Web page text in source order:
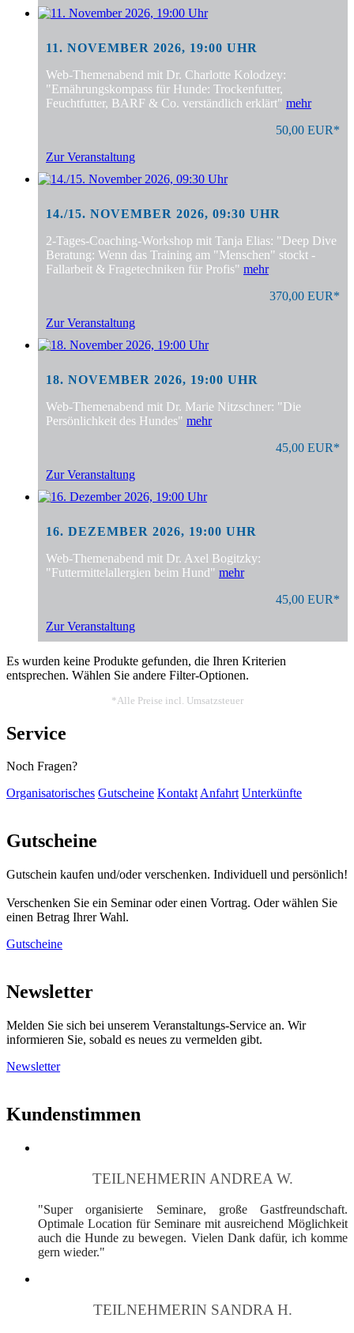
11. NOVEMBER 2026, 19:00 UHR
Web-Themenabend mit Dr. Charlotte Kolodzey:
"Ernährungskompass für Hunde: Trockenfutter,
Feuchtfutter, BARF & Co. verständlich erklärt" mehr
50,00 EUR*
Zur Veranstaltung
14./15. NOVEMBER 2026, 09:30 UHR
2-Tages-Coaching-Workshop mit Tanja Elias: "Deep Dive
Beratung: Wenn das Training am "Menschen" stockt -
Fallarbeit & Fragetechniken für Profis" mehr
370,00 EUR*
Zur Veranstaltung
18. NOVEMBER 2026, 19:00 UHR
Web-Themenabend mit Dr. Marie Nitzschner: "Die
Persönlichkeit des Hundes" mehr
45,00 EUR*
Zur Veranstaltung
16. DEZEMBER 2026, 19:00 UHR
Web-Themenabend mit Dr. Axel Bogitzky:
"Futtermittelallergien beim Hund" mehr
45,00 EUR*
Zur Veranstaltung
Es wurden keine Produkte gefunden, die Ihren Kriterien
entsprechen. Wählen Sie andere Filter-Optionen.
*Alle Preise incl. Umsatzsteuer
Service
Noch Fragen?
Organisatorisches Gutscheine KontaktAnfahrt Unterkünfte
Gutscheine
Gutschein kaufen und/oder verschenken. Individuell und persönlich!
Verschenken Sie ein Seminar oder einen Vortrag. Oder wählen Sie
einen Betrag Ihrer Wahl.
Gutscheine
Newsletter
Melden Sie sich bei unserem Veranstaltungs-Service an. Wir
informieren Sie, sobald es neues zu vermelden gibt.
Newsletter
Kundenstimmen
TEILNEHMERIN ANDREA W.
"Super organisierte Seminare, große Gastfreundschaft.
Optimale Location für Seminare mit ausreichend Möglichkeit
auch die Hunde zu bewegen. Vielen Dank dafür, ich komme
gern wieder."
TEILNEHMERIN SANDRA H.